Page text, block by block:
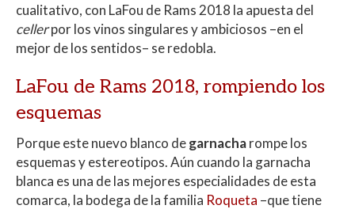
cualitativo, con LaFou de Rams 2018 la apuesta del
cellerpor los vinos singulares y ambiciosos –en el
mejor de los sentidos– se redobla.
LaFou de Rams 2018, rompiendo los
esquemas
Porque este nuevo blanco degarnacharompe los
esquemas y estereotipos. Aún cuando la garnacha
blanca es una de las mejores especialidades de esta
comarca, la bodega de la familia Roqueta –que tiene